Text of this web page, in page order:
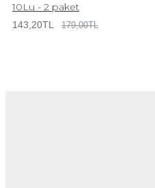
10Lu - 2 paket
143,20TL 179,00TL